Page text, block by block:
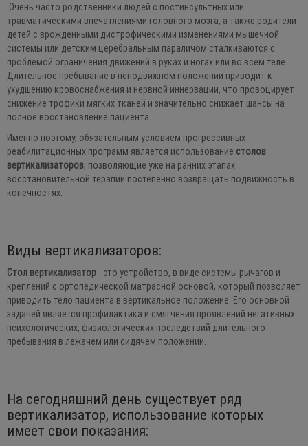
Очень часто родственники людей с постинсультных или
травматическими впечатлениями головного мозга, а также родители
детей с врожденными дистрофическими изменениями мышечной
системы или детским церебральным параличом сталкиваются с
проблемой ограничения движений в руках и ногах или во всем теле.
Длительное пребывание в неподвижном положении приводит к
ухудшению кровоснабжения и нервной иннервации, что провоцирует
снижение трофики мягких тканей и значительно снижает шансы на
полное восстановление пациента.
Именно поэтому, обязательным условием прогрессивных
реабилитационных программ является использование столов
вертикализаторов, позволяющие уже на ранних этапах
восстановительной терапии постепенно возвращать подвижность в
конечностях.
Виды вертикализаторов:
Стол вертикализатор - это устройство, в виде системы рычагов и
креплений с ортопедической матрасной основой, который позволяет
приводить тело пациента в вертикальное положение. Его основной
задачей является профилактика и смягчения проявлений негативных
психологических, физиологических последствий длительного
пребывания в лежачем или сидячем положении.
На сегодняшний день существует ряд
вертикализатор, использование которых
имеет свои показания: